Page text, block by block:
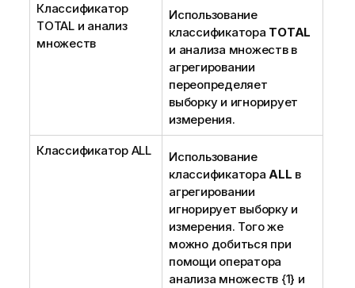
Классификатор
TOTALи анализ
множеств
Использование
классификатора TOTAL
и анализа множеств в
агрегировании
переопределяет
выборку и игнорирует
измерения.
Классификатор ALL
Использование
классификатораALL в
агрегировании
игнорирует выборку и
измерения. Того же
можно добиться при
помощи оператора
анализа множеств {1} и